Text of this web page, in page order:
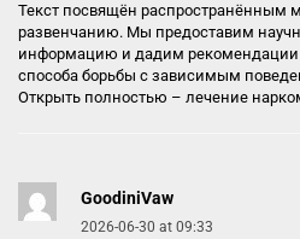
Текст посвящён распространённым
развенчанию. Мы предоставим
информацию и дадим рекомендации
способа борьбы с зависимым
Открыть полностью – лечение
GoodiniVaw
2026-06-30 at 09:33